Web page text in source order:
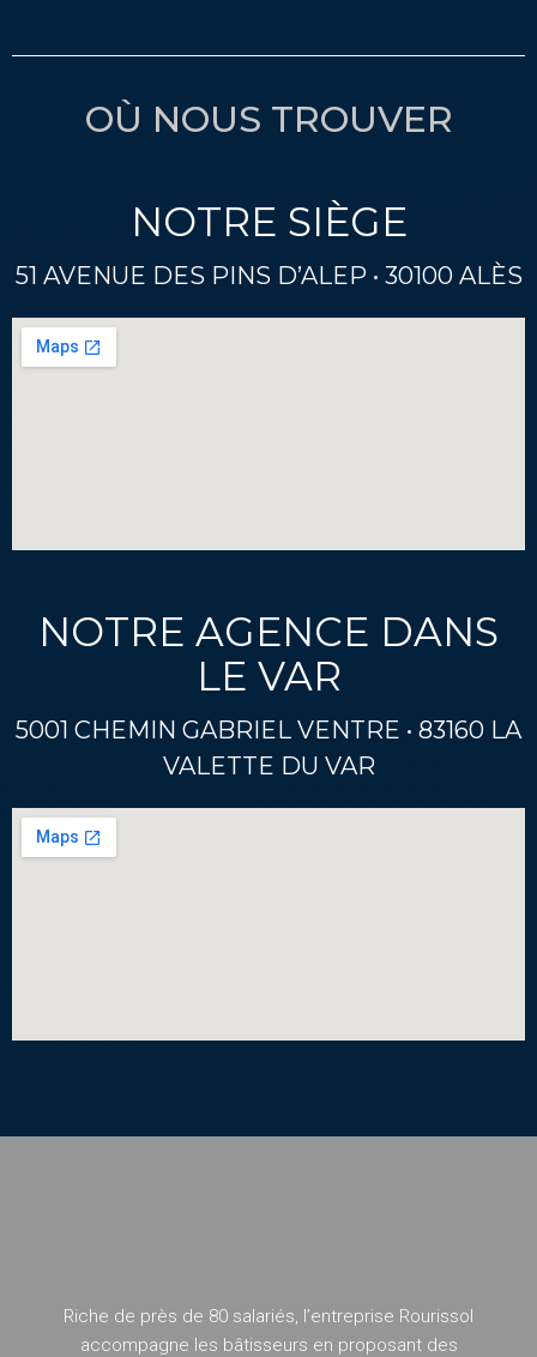
OÙ NOUS TROUVER
NOTRE SIÈGE
51 AVENUE DES PINS D’ALEP • 30100 ALÈS
NOTRE AGENCE DANS
LE VAR
5001 CHEMIN GABRIEL VENTRE • 83160 LA
VALETTE DU VAR
Riche de près de 80 salariés, l’entreprise Rourissol
accompagne les bâtisseurs en proposant des